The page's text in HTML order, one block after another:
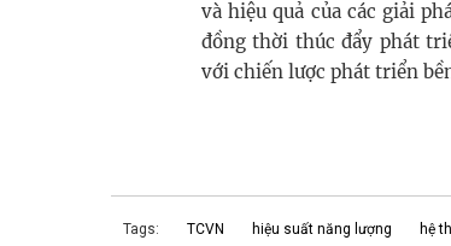
và hiệu quả của các giải
đồng thời thúc đẩy phát
với chiến lược phát triển
Tags: TCVN hiệu suất năng lượng hệ